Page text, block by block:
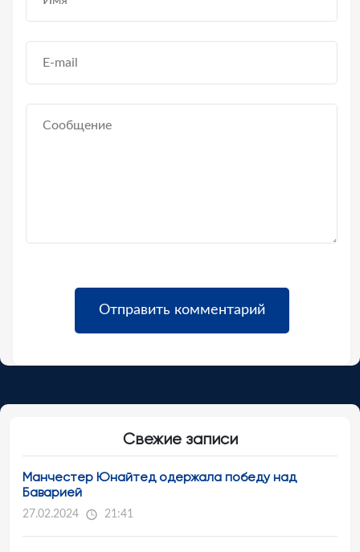
Свежие записи
Манчестер Юнайтед одержала победу над
Баварией
27.02.2024 21:41